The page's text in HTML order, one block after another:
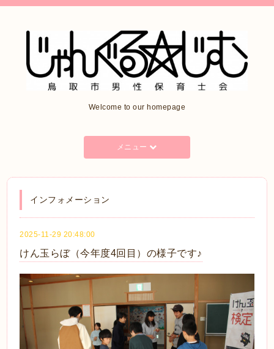
Welcome to our homepage
メニュー
インフォメーション
2025-11-29 20:48:00
けん玉らぼ（今年度4回目）の様子です♪